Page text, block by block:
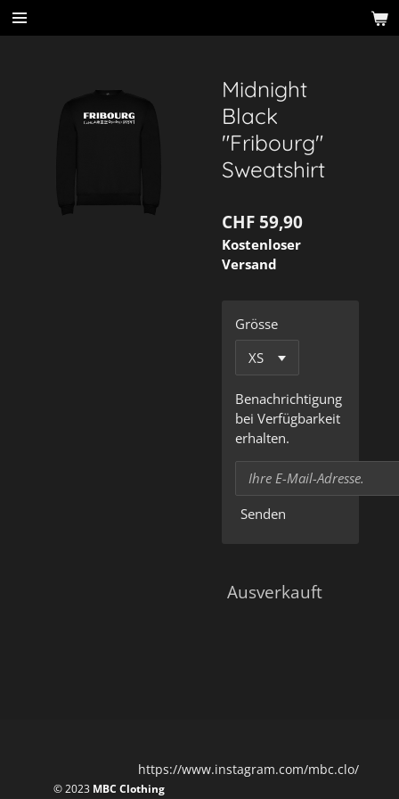
Zum
Hauptinhalt
Midnight
Black
"Fribourg"
Sweatshirt
CHF 59,90
Kostenloser
Versand
Grösse
Benachrichtigung
bei Verfügbarkeit
erhalten.
Senden
Ausverkauft
https://www.instagram.com/mbc.clo/
© 2023 MBC Clothing